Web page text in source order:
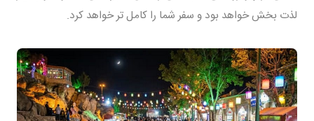
لذت بخش خواهد بود و سفر شما را کامل تر خواهد کرد.